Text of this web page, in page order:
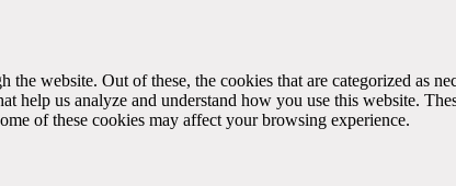
website. Out of these, the cookies that are categorized as
help us analyze and understand how you use this website.
of these cookies may affect your browsing experience.